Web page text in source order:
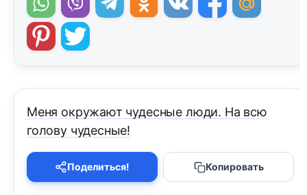
Меня окружают чудесные люди. На всю
голову чудесные!
Поделиться! Копировать